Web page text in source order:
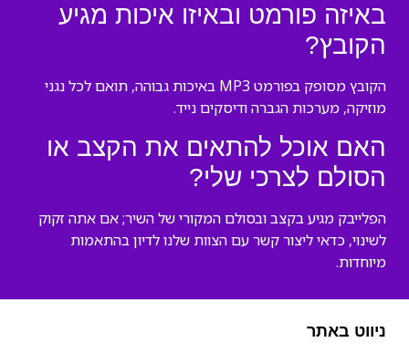
באיזה פורמט ובאיזו איכות מגיע
הקובץ?
הקובץ מסופק בפורמט MP3 באיכות גבוהה, תואם לכל נגני
מוזיקה, מערכות הגברה ודיסקים נייד.
האם אוכל להתאים את הקצב או
הסולם לצרכי שלי?
הפלייבק מגיע בקצב ובסולם המקורי של השיר; אם אתה זקוק
לשינוי, כדאי ליצור קשר עם הצוות שלנו לדיון בהתאמות
מיוחדות.
ניווט באתר